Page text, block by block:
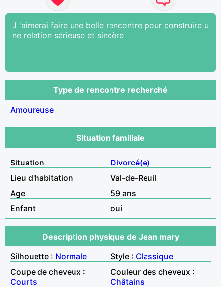
J 'aimerai faire une belle rencontre pour construire u
ne relation sérieuse et sincère
Type de rencontre recherché
Amoureuse
Situation familiale
Situation
Divorcé(e)
Lieu d'habitation
Val-de-Reuil
Age
59 ans
Enfant
oui
Description physique de Jean mary
Silhouette : Normale Style : Classique
Coupe de cheveux :
Courts
Couleur des cheveux :
Châtains